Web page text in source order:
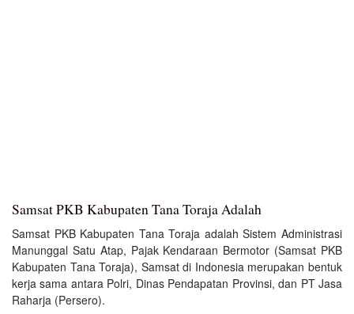
Samsat PKB Kabupaten Tana Toraja Adalah
Samsat PKB Kabupaten Tana Toraja adalah Sistem Administrasi
Manunggal Satu Atap, Pajak Kendaraan Bermotor (Samsat PKB
Kabupaten Tana Toraja), Samsat di Indonesia merupakan bentuk
kerja sama antara Polri, Dinas Pendapatan Provinsi, dan PT Jasa
Raharja (Persero).